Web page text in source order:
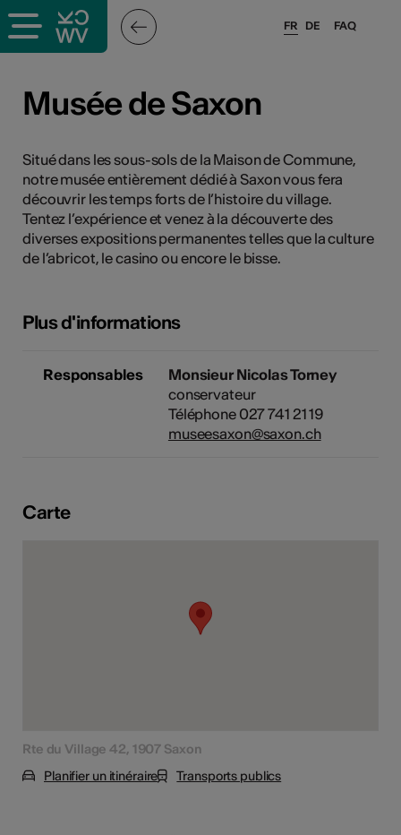
FAQ
FR DE
Musée de Saxon
Situé dans les sous-sols de la Maison de Commune,
notre musée entièrement dédié à Saxon vous fera
découvrir les temps forts de l’histoire du village.
Tentez l’expérience et venez à la découverte des
diverses expositions permanentes telles que la culture
de l’abricot, le casino ou encore le bisse.
Plus d'informations
Responsables
Monsieur Nicolas Torney
conservateur
Téléphone 027 741 21 19
museesaxon@saxon.ch
Carte
Rte du Village 42, 1907 Saxon
Planifier un itinéraire
Transports publics